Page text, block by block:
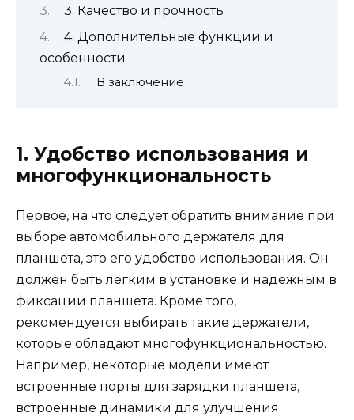
3. Качество и прочность
4. Дополнительные функции и
особенности
В заключение
1. Удобство использования и
многофункциональность
Первое, на что следует обратить внимание при
выборе автомобильного держателя для
планшета, это его удобство использования. Он
должен быть легким в установке и надежным в
фиксации планшета. Кроме того,
рекомендуется выбирать такие держатели,
которые обладают многофункциональностью.
Например, некоторые модели имеют
встроенные порты для зарядки планшета,
встроенные динамики для улучшения